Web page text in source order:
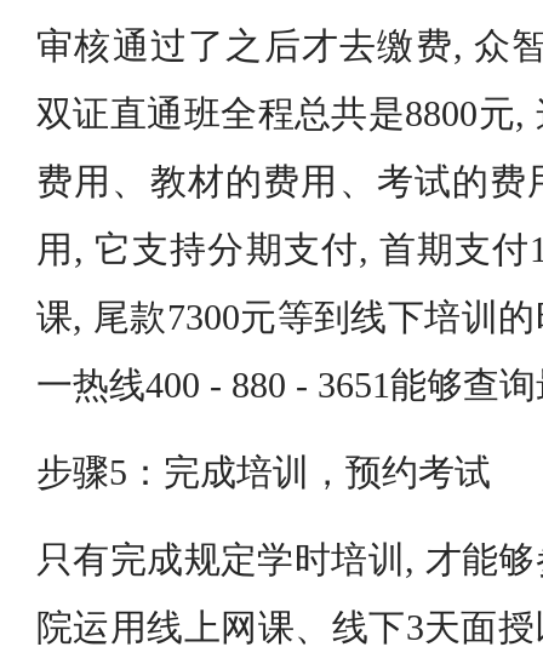
审核通过了之后才去缴费, 众
双证直通班全程总共是8800元
费用、教材的费用、考试的费
用, 它支持分期支付, 首期支付
课, 尾款7300元等到线下培训
一热线400 - 880 - 3651能够查
步骤5：完成培训，预约考试
只有完成规定学时培训, 才能
院运用线上网课、线下3天面